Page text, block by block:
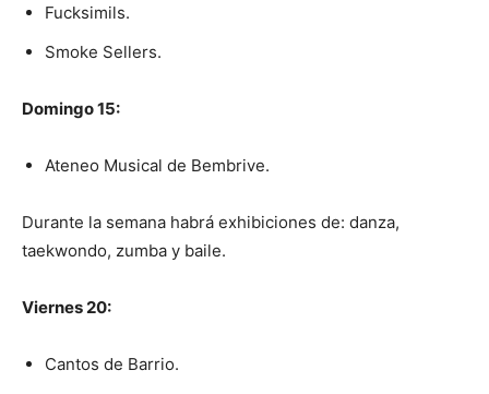
Fucksimils.
Smoke Sellers.
Domingo 15:
Ateneo Musical de Bembrive.
Durante la semana habrá exhibiciones de: danza,
taekwondo, zumba y baile.
Viernes 20:
Cantos de Barrio.